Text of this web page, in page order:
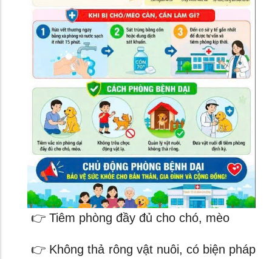
👉 Tiêm phòng đầy đủ cho chó, mèo
👉 Không thả rông vật nuôi, có biện pháp